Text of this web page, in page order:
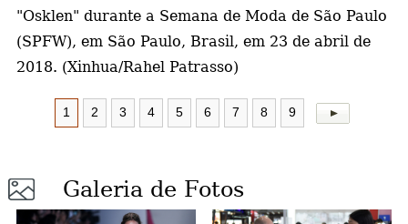
"Osklen" durante a Semana de Moda de São Paulo
(SPFW), em São Paulo, Brasil, em 23 de abril de
2018. (Xinhua/Rahel Patrasso)
1 2 3 4 5 6 7 8 9
Galeria de Fotos